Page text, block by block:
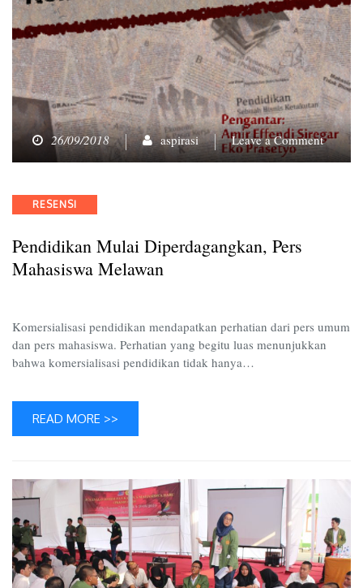
26/09/2018 aspirasi Leave a Commenton
Categories
RESENSI
Pendidikan Mulai Diperdagangkan, Pers
Mahasiswa Melawan
Komersialisasi pendidikan mendapatkan perhatian dari pers umum
dan pers mahasiswa. Perhatian yang begitu luas menunjukkan
bahwa komersialisasi pendidikan tidak hanya…
READ MORE >>